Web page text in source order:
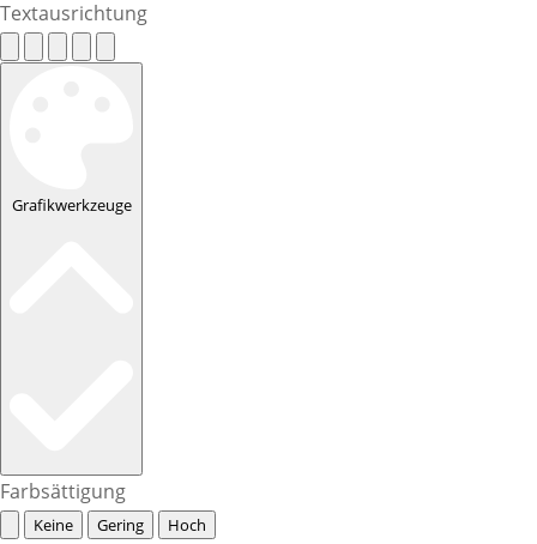
Textausrichtung
Grafikwerkzeuge
Farbsättigung
Keine Gering Hoch